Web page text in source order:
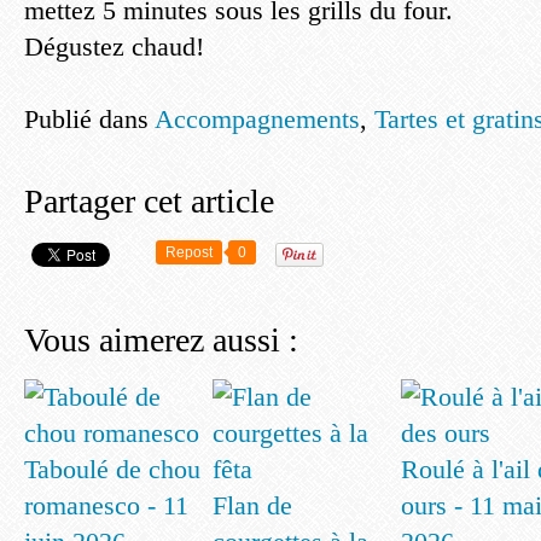
mettez 5 minutes sous les grills du four.
Dégustez chaud!
Publié dans Accompagnements, Tartes et
Partager cet article
Repost 0
Vous aimerez aussi :
Taboulé de chou
romanesco - 11
Flan de
Roulé à l'ail
ours - 11 mai